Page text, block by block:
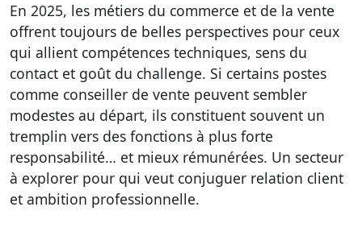
En 2025, les métiers du commerce et de la vente
offrent toujours de belles perspectives pour ceux
qui allient compétences techniques, sens du
contact et goût du challenge. Si certains postes
comme conseiller de vente peuvent sembler
modestes au départ, ils constituent souvent un
tremplin vers des fonctions à plus forte
responsabilité… et mieux rémunérées. Un secteur
à explorer pour qui veut conjuguer relation client
et ambition professionnelle.